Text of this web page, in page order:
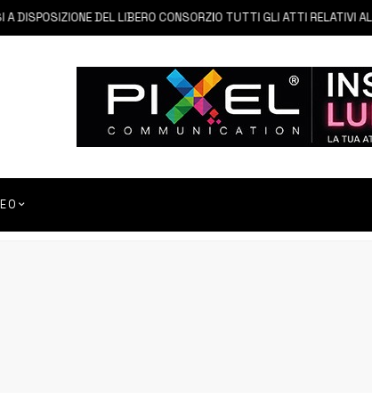
DEL LIBERO CONSORZIO TUTTI GLI ATTI RELATIVI ALLA